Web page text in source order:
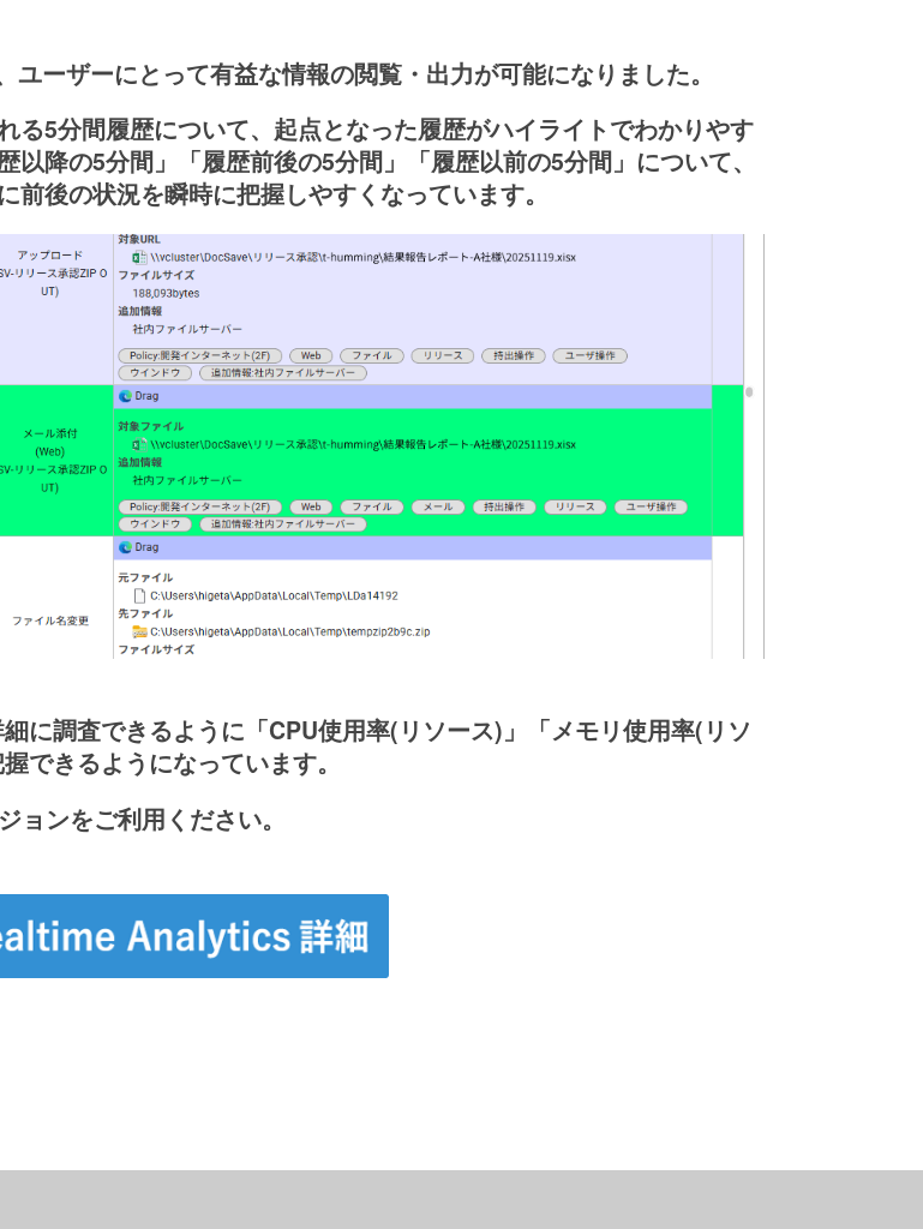
ーザーにとって有益な情報の閲覧・出力が可能になりました。
る5分間履歴について、起点となった履歴がハイライトでわかりやす
降の5分間」「履歴前後の5分間」「履歴以前の5分間」について、
後の状況を瞬時に把握しやすくなっています。
に調査できるように「CPU使用率(リソース)」「メモリ使用率(リソ
できるようになっています。
ンをご利用ください。